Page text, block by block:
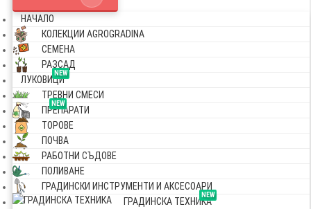
НАЧАЛО
КОЛЕКЦИИ AGROGRADINA
СЕМЕНА
РАЗСАД
NEW
ЛУКОВИЦИ
ТРЕВНИ СМЕСИ
NEW
ПРЕПАРАТИ
ТОРОВЕ
ПОЧВА
РАБОТНИ СЪДОВЕ
ПОЛИВАНЕ
ГРАДИНСКИ ИНСТРУМЕНТИ И АКСЕСОАРИ
NEW
ГРАДИНСКА ТЕХНИКА